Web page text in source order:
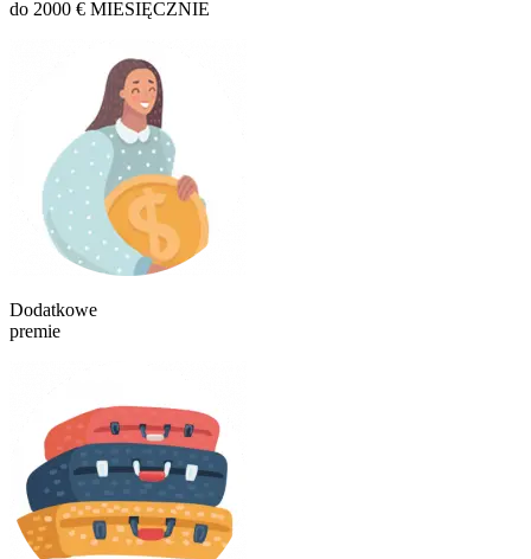
do 2000 € MIESIĘCZNIE
Dodatkowe
premie